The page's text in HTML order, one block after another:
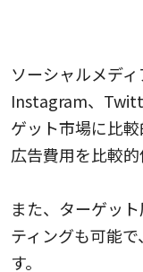
ソーシャルメデ
Instagram、
ゲット市場に比較
広告費用を比較的
また、ターゲッ
ティングも可能
す。